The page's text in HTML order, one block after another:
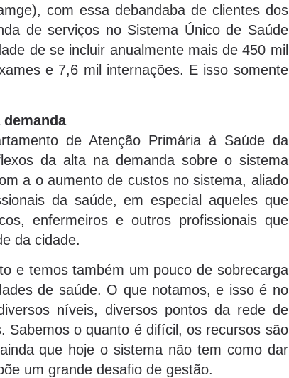
com essa debandaba de clientes dos
de serviços no Sistema Único de Saúde
de se incluir anualmente mais de 450 mil
e 7,6 mil internações. E isso somente
de Atenção Primária à Saúde da
da alta na demanda sobre o sistema
a o aumento de custos no sistema, aliado
da saúde, em especial aqueles que
enfermeiros e outros profissionais que
da cidade.
e temos também um pouco de sobrecarga
de saúde. O que notamos, e isso é no
níveis, diversos pontos da rede de
Sabemos o quanto é difícil, os recursos são
que hoje o sistema não tem como dar
um grande desafio de gestão.